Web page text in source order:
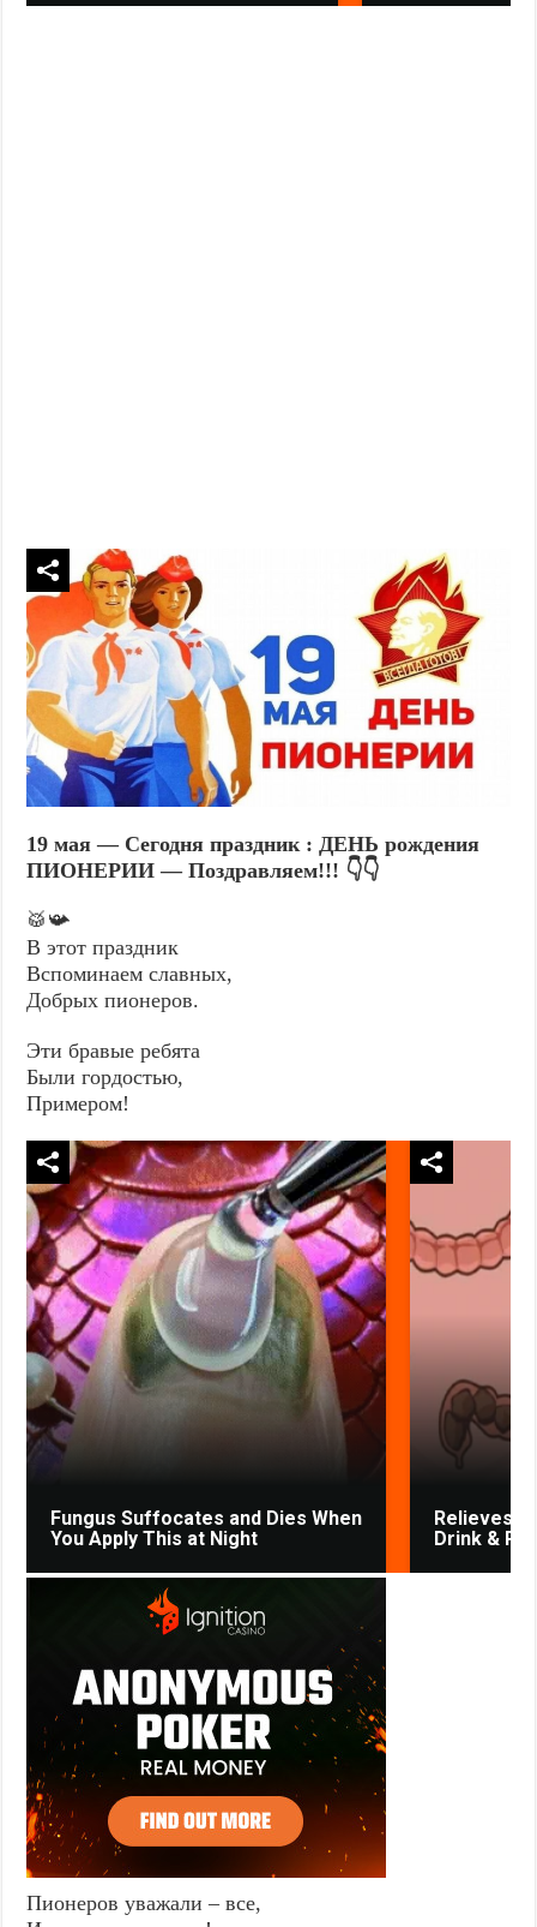
19 мая — Сегодня праздник : ДЕНЬ рождения
ПИОНЕРИИ — Поздравляем!!! 👇👇
🥁📯
В этот праздник
Вспоминаем славных,
Добрых пионеров.
Эти бравые ребята
Были гордостью,
Примером!
Fungus Suffocates and Dies When
You Apply This at Night
Relieves
Drink &
Пионеров уважали – все,